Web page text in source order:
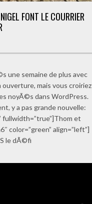
FONT LE COURRIER
une semaine de plus avec
mais vous croiriez
noyÃ©s dans WordPress.
y a pas grande nouvelle:
fullwidth=”true”]Thom et
color=”green” align=”left”]
le dÃ©fi